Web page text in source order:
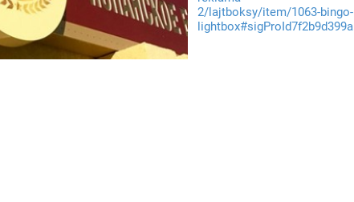
2/lajtboksy/item/1063-bingo-
lightbox#sigProId7f2b9d399a